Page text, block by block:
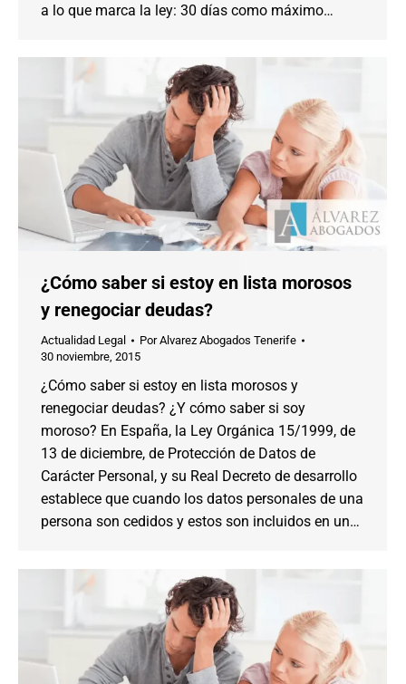
a lo que marca la ley: 30 días como máximo…
¿Cómo saber si estoy en lista morosos
y renegociar deudas?
Actualidad Legal PorAlvarez Abogados Tenerife
30 noviembre, 2015
¿Cómo saber si estoy en lista morosos y
renegociar deudas? ¿Y cómo saber si soy
moroso? En España, la Ley Orgánica 15/1999, de
13 de diciembre, de Protección de Datos de
Carácter Personal, y su Real Decreto de desarrollo
establece que cuando los datos personales de una
persona son cedidos y estos son incluidos en un…